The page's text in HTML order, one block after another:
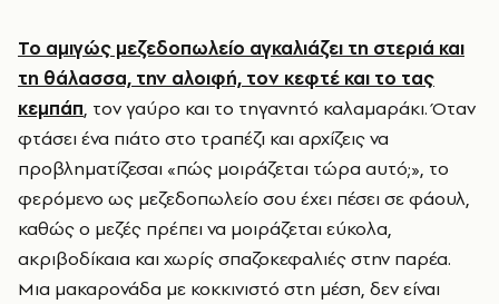
Το αμιγώς μεζεδοπωλείο αγκαλιάζει τη στεριά και
τη θάλασσα, την αλοιφή, τον κεφτέ και το τας
κεμπάπ, τον γαύρο και το τηγανητό καλαμαράκι. Όταν
φτάσει ένα πιάτο στο τραπέζι και αρχίζεις να
προβληματίζεσαι «πώς μοιράζεται τώρα αυτό;», το
φερόμενο ως μεζεδοπωλείο σου έχει πέσει σε φάουλ,
καθώς ο μεζές πρέπει να μοιράζεται εύκολα,
ακριβοδίκαια και χωρίς σπαζοκεφαλιές στην παρέα.
Μια μακαρονάδα με κοκκινιστό στη μέση, δεν είναι